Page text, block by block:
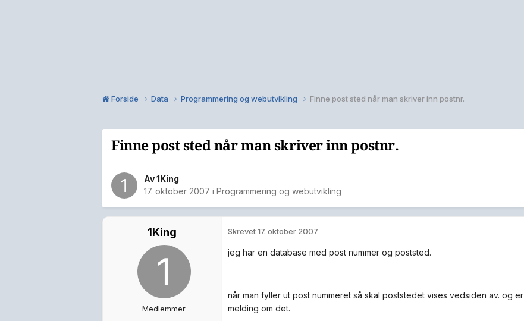
Forside Data Programmering og webutvikling Finne post sted når man skriver inn postnr.
Finne post sted når man skriver inn postnr.
Av1King
17. oktober 2007 i Programmering og webutvikling
1King
Medlemmer
Skrevet17. oktober 2007
jeg har en database med post nummer og poststed.
når man fyller ut post nummeret så skal poststedet vises vedsiden av. og
melding om det.